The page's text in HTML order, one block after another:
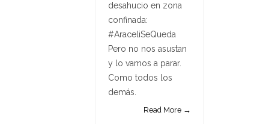
desahucio en zona
confinada:
#AraceliSeQueda
Pero no nos asustan
y lo vamos a parar.
Como todos los
demás.
Read More →